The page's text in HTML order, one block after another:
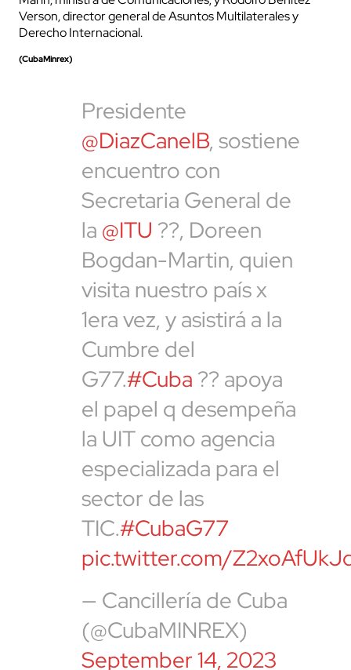
Verson, director general de Asuntos Multilaterales y
Derecho Internacional.
(CubaMinrex)
Presidente
@DiazCanelB, sostiene
encuentro con
Secretaria General de
la @ITU ??, Doreen
Bogdan-Martin, quien
visita nuestro país x
1era vez, y asistirá a la
Cumbre del
G77.#Cuba ?? apoya
el papel q desempeña
la UIT como agencia
especializada para el
sector de las
TIC.#CubaG77
pic.twitter.com/
— Cancillería de Cuba
(@CubaMINREX)
September 14, 2023